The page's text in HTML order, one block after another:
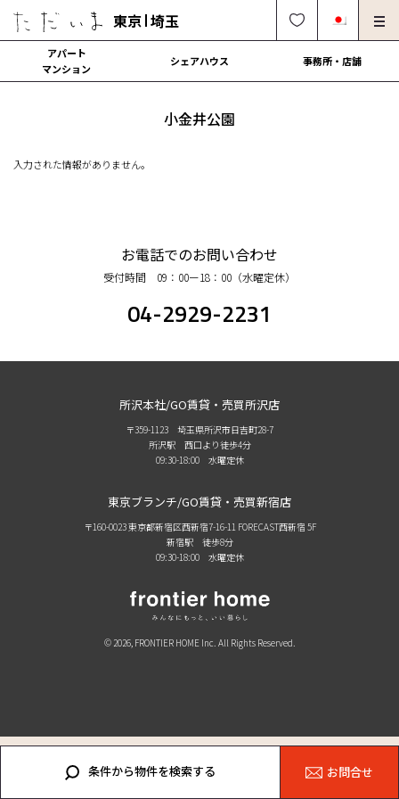
東京 埼玉
運営会社
アパート
マンション
シェアハウス 事務所・店舗
小金井公園
入力された情報がありません。
お電話でのお問い合わせ
受付時間 09：00ー18：00（水曜定休）
04-2929-2231
条件から物件を検索する お問合せ
所沢本社/GO賃貸・売買所沢店
〒359-1123 埼玉県所沢市日吉町28-7
所沢駅 西口より徒歩4分
09:30-18:00 水曜定休
東京ブランチ/GO賃貸・売買新宿店
〒160-0023 東京都新宿区西新宿7-16-11 FORECAST西新宿 5F
新宿駅 徒歩8分
09:30-18:00 水曜定休
© 2026, FRONTIER HOME Inc. All Rights Reserved.